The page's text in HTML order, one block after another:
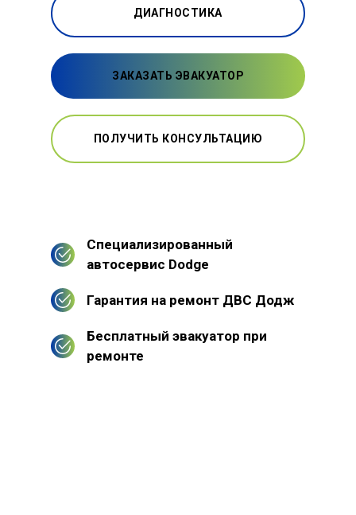
ДИАГНОСТИКА
ЗАКАЗАТЬ ЭВАКУАТОР
ПОЛУЧИТЬ КОНСУЛЬТАЦИЮ
Специализированный
автосервис Dodge
Гарантия на ремонт ДВС Додж
Бесплатный эвакуатор при
ремонте